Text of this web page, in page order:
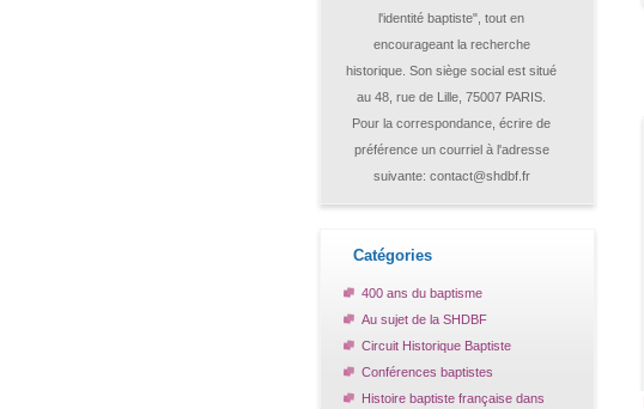
l'identité baptiste", tout en
encourageant la recherche
historique. Son siège social est situé
au 48, rue de Lille, 75007 PARIS.
Pour la correspondance, écrire de
préférence un courriel à l'adresse
suivante: contact@shdbf.fr
Catégories
400 ans du baptisme
Au sujet de la SHDBF
Circuit Historique Baptiste
Conférences baptistes
Histoire baptiste française dans